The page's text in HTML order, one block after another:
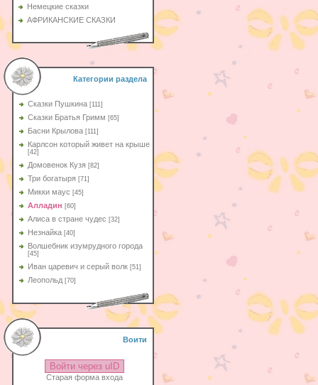
Немецкие сказки
АФРИКАНСКИЕ СКАЗКИ
Категории раздела
Сказки Пушкина [111]
Сказки Братья Гримм [65]
Басни Крылова [111]
Карлсон который живет на крыше
[42]
Домовенок Кузя [82]
Три богатыря [71]
Микки маус [45]
Алладин [60]
Aлиса в стране чудес [32]
Незнайка [40]
Волшебник изумрудного города
[45]
Иван царевич и серый волк [51]
Леопольд [70]
Воити
Войти через uID
Старая форма входа